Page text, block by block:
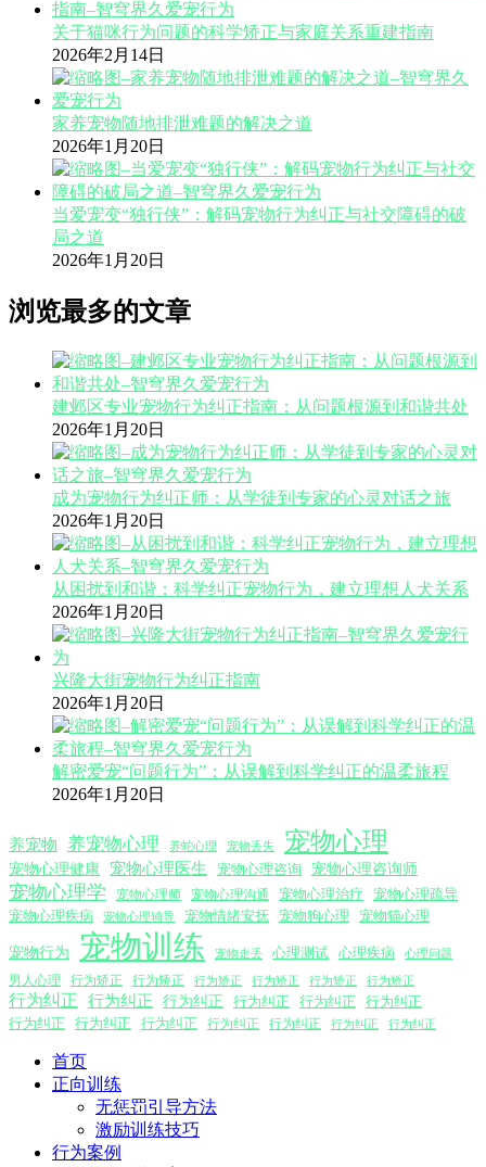
关于猫咪行为问题的科学矫正与家庭关系重建指南
2026年2月14日
家养宠物随地排泄难题的解决之道
2026年1月20日
当爱宠变“独行侠”：解码宠物行为纠正与社交障碍的破
局之道
2026年1月20日
浏览最多的文章
建邺区专业宠物行为纠正指南：从问题根源到和谐共处
2026年1月20日
成为宠物行为纠正师：从学徒到专家的心灵对话之旅
2026年1月20日
从困扰到和谐：科学纠正宠物行为，建立理想人犬关系
2026年1月20日
兴隆大街宠物行为纠正指南
2026年1月20日
解密爱宠“问题行为”：从误解到科学纠正的温柔旅程
2026年1月20日
养宠物 养宠物心理 养蛇心理 宠物丢失 宠物心理
宠物心理健康 宠物心理医生 宠物心理咨询 宠物心理咨询师
宠物心理学 宠物心理师 宠物心理沟通 宠物心理治疗
宠物心理疏导
宠物心理疾病
宠物心理辅导 宠物情绪安抚 宠物狗心理 宠物猫心理
宠物行为 宠物训练 宠物走丢 心理测试 心理疾病 心理问题
男人心理 行为矫正 行为矫正 行为矫正 行为矫正 行为矫正 行为矫正
行为纠正 行为纠正 行为纠正 行为纠正 行为纠正
行为纠正
行为纠正
行为纠正 行为纠正 行为纠正 行为纠正 行为纠正 行为纠正
首页
正向训练
无惩罚引导方法
激励训练技巧
行为案例